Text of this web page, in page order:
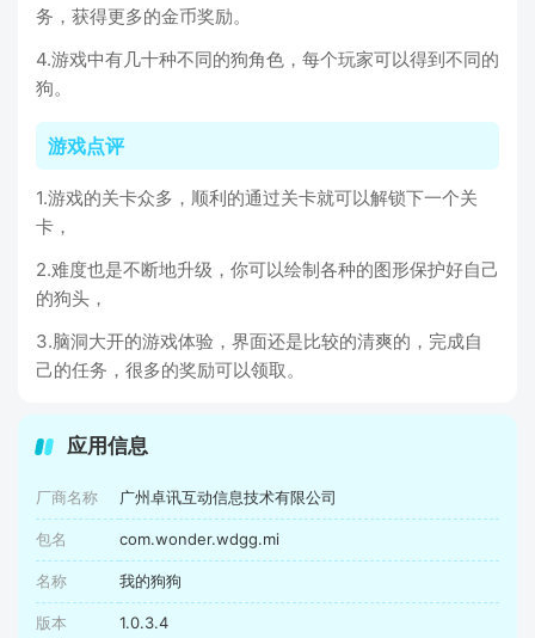
务，获得更多的金币奖励。
4.游戏中有几十种不同的狗角色，每个玩家可以得到不同的
狗。
游戏点评
1.游戏的关卡众多，顺利的通过关卡就可以解锁下一个关
卡，
2.难度也是不断地升级，你可以绘制各种的图形保护好自己
的狗头，
3.脑洞大开的游戏体验，界面还是比较的清爽的，完成自
己的任务，很多的奖励可以领取。
应用信息
厂商名称 广州卓讯互动信息技术有限公司
包名 com.wonder.wdgg.mi
名称 我的狗狗
版本 1.0.3.4